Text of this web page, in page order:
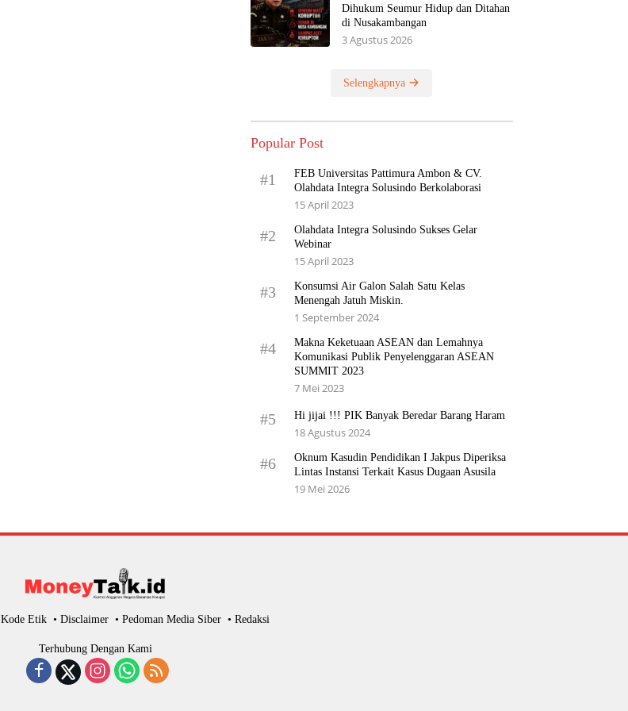
Dihukum Seumur Hidup dan Ditahan
di Nusakambangan
3 Agustus 2026
Selengkapnya
Popular Post
#1
FEB Universitas Pattimura Ambon & CV.
Olahdata Integra Solusindo Berkolaborasi
15 April 2023
#2
Olahdata Integra Solusindo Sukses Gelar
Webinar
15 April 2023
#3
Konsumsi Air Galon Salah Satu Kelas
Menengah Jatuh Miskin.
1 September 2024
#4
Makna Keketuaan ASEAN dan Lemahnya
Komunikasi Publik Penyelenggaran ASEAN
SUMMIT 2023
7 Mei 2023
#5 Hi jijai !!! PIK Banyak Beredar Barang Haram
18 Agustus 2024
#6
Oknum Kasudin Pendidikan I Jakpus Diperiksa
Lintas Instansi Terkait Kasus Dugaan Asusila
19 Mei 2026
Kode Etik Disclaimer Pedoman Media Siber Redaksi
Terhubung Dengan Kami